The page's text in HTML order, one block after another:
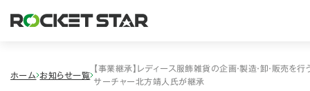
ホーム お知らせ一覧 【事業継承】レディース服飾雑貨の企画・製造・卸・販売を行
サーチャー北方靖人氏が継承